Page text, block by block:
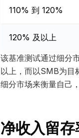
110% 到 120%
120% 及以上
该基准测试通过细分
以上，而以SMB为目
细分市场来衡量自己
净收入留